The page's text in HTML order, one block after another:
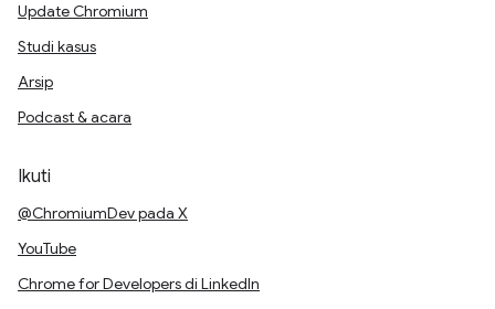
Update Chromium
Studi kasus
Arsip
Podcast & acara
Ikuti
@ChromiumDev pada X
YouTube
Chrome for Developers di LinkedIn